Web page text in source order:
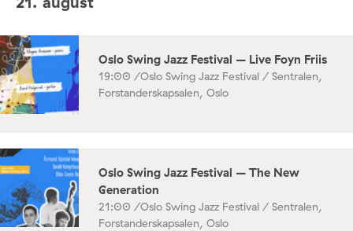
Oslo Swing Jazz Festival – Live Foyn Friis
19:00 /Oslo Swing Jazz Festival / Sentralen,
Forstanderskapsalen, Oslo
Oslo Swing Jazz Festival – The New
Generation
21:00 /Oslo Swing Jazz Festival / Sentralen,
Forstanderskapsalen, Oslo